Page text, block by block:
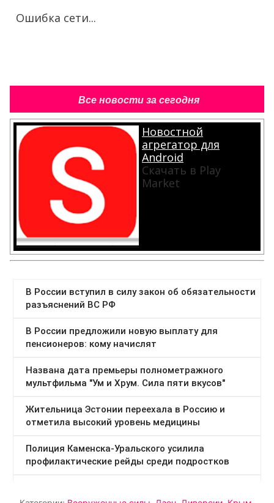
Ошибка сети...
Все новости за сегодня
Новостной
агрегатор для
Android
Скачать в Play
Market